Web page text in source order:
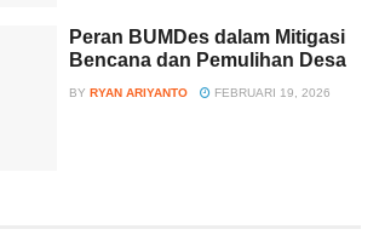
Peran BUMDes dalam Mitigasi
Bencana dan Pemulihan Desa
BY RYAN ARIYANTO FEBRUARI 19, 2026